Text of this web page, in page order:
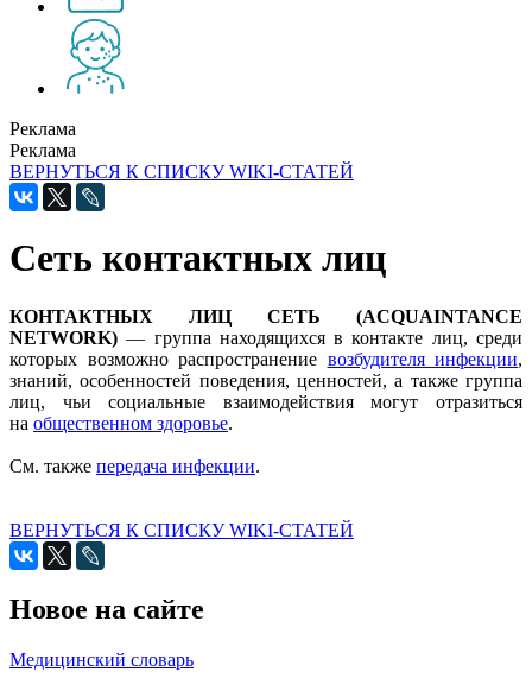
Реклама
Реклама
ВЕРНУТЬСЯ К СПИСКУ WIKI-СТАТЕЙ
Сеть контактных лиц
КОНТАКТНЫХ ЛИЦ СЕТЬ (ACQUAINTANCE
NETWORK) — группа находящихся в контакте лиц, среди
которых возможно распространение возбудителя инфекции,
знаний, особенностей поведения, ценностей, а также группа
лиц, чьи социальные взаимодействия могут отразиться
на общественном здоровье.
Cм. также передача инфекции.
ВЕРНУТЬСЯ К СПИСКУ WIKI-СТАТЕЙ
Новое на сайте
Медицинский словарь